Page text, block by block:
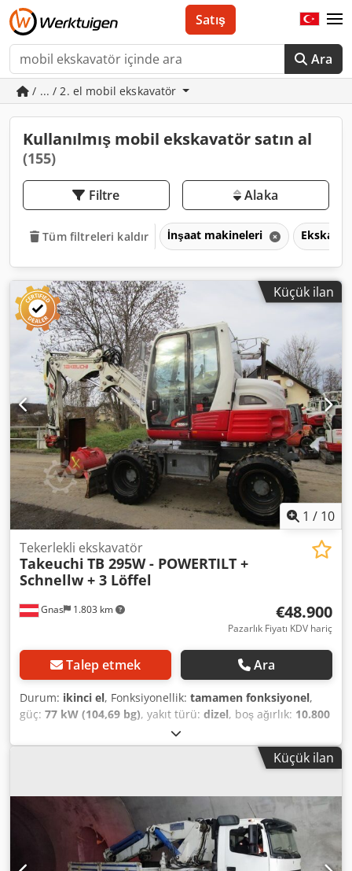
Ara
Satış
/ ... / 2. el mobil ekskavatör
Kullanılmış mobil ekskavatör satın al
(155)
Filtre Alaka
Tüm filtreleri kaldır İnşaat makineleri
Küçük ilan
1 / 10
Gnas 1.803 km
Tekerlekli ekskavatör
Takeuchi TB 295W - POWERTILT +
Schnellw + 3 Löffel
€48.900
Pazarlık Fiyatı KDV hariç
Talep etmek Ara
Durum: ikinci el, Fonksiyonellik: tamamen fonksiyonel,
güç: 77 kW (104,69 bg), yakıt türü: dizel, boş ağırlık: 10.800
, çalışma saatleri:
Diesel, Wheeled Excavator Technical condition: good
Dcjdpfjzngxgex Amiek Front tires condition: 20 - 40% Rear
wheeled excavator - Year 2014 - 7,688 operating hours -
10.8 t EC - hydraulic quick coupler - POWERTILT - 1 piece
as-new ditching bucket 100 cm - 1 piece used ditching
bucket 40 cm - 1 piece grading bucket 150 cm - 4-cylinder
ISUZU turbo diesel engine 104 HP - air conditioning - long
Küçük ilan